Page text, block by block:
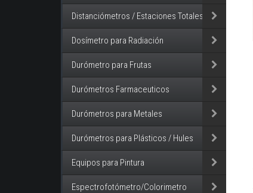
Distanciómetros / Estaciones Totales
Dosímetro para Radiación
Durómetro para Frutas
Durómetros Farmaceuticos
Durómetros para Metales
Durómetros para Plásticos / Hules
Equipos para Pintura
Espectrofotómetro/Colorimetro